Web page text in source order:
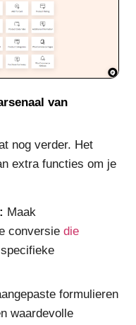
van
nog verder. Het
extra functies om je
Maak
conversie die
formulieren
waardevolle